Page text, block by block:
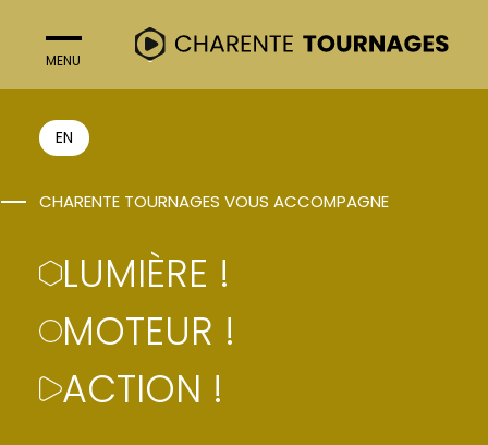
MENU
EN
CHARENTE TOURNAGES VOUS ACCOMPAGNE
LUMIÈRE !
MOTEUR !
ACTION !
ACTION !
LES MYSTERES DE LA
DUCHESSE
Emmanuelle Dubergey